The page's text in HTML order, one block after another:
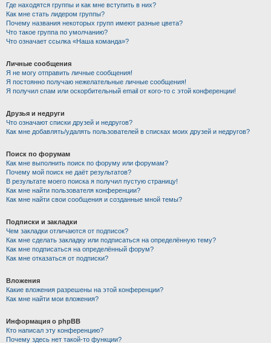
Где находятся группы и как мне вступить в них?
Как мне стать лидером группы?
Почему названия некоторых групп имеют разные цвета?
Что такое группа по умолчанию?
Что означает ссылка «Наша команда»?
Личные сообщения
Я не могу отправить личные сообщения!
Я постоянно получаю нежелательные личные сообщения!
Я получил спам или оскорбительный email от кого-то с этой конференции!
Друзья и недруги
Что означают списки друзей и недругов?
Как мне добавлять/удалять пользователей в списках моих друзей и недругов?
Поиск по форумам
Как мне выполнить поиск по форуму или форумам?
Почему мой поиск не даёт результатов?
В результате моего поиска я получил пустую страницу!
Как мне найти пользователя конференции?
Как мне найти свои сообщения и созданные мной темы?
Подписки и закладки
Чем закладки отличаются от подписок?
Как мне сделать закладку или подписаться на определённую тему?
Как мне подписаться на определённый форум?
Как мне отказаться от подписки?
Вложения
Какие вложения разрешены на этой конференции?
Как мне найти мои вложения?
Информация о phpBB
Кто написал эту конференцию?
Почему здесь нет такой-то функции?